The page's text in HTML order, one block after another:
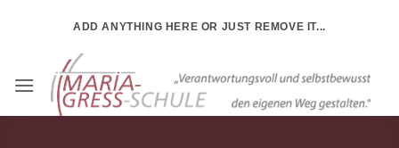
ADD ANYTHING HERE OR JUST REMOVE IT...